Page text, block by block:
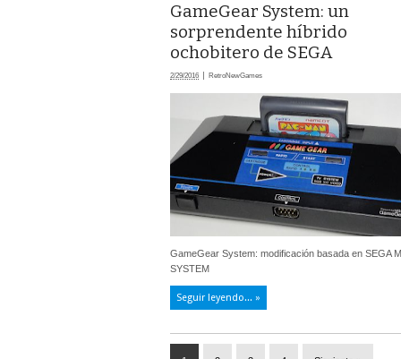
GameGear System: un
sorprendente híbrido
ochobitero de SEGA
2/29/2016 RetroNewGames
GameGear System: modificación basada en SEGA
SYSTEM
Seguir leyendo... »